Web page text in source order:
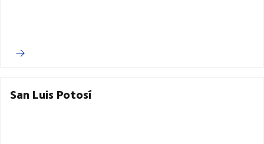
San Luis Potosí